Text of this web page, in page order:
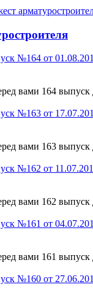
вами 164
вами 163
вами 162
вами 161